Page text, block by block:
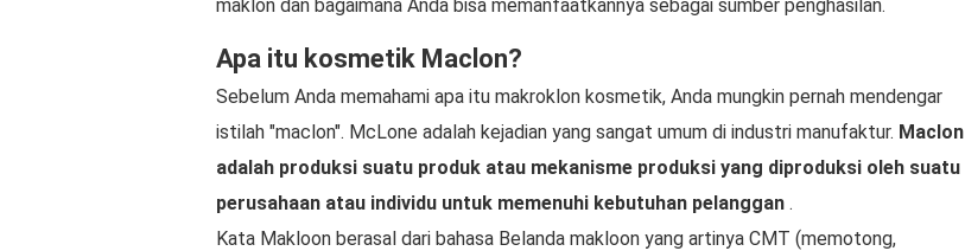
maklon dan bagaimana Anda bisa memanfaatkannya sebagai sumber penghasilan.
Apa itu kosmetik Maclon?
Sebelum Anda memahami apa itu makroklon kosmetik, Anda mungkin pernah mendengar
istilah "maclon". McLone adalah kejadian yang sangat umum di industri manufaktur. Maclon
adalah produksi suatu produk atau mekanisme produksi yang diproduksi oleh suatu
perusahaan atau individu untuk memenuhi kebutuhan pelanggan .
Kata Makloon berasal dari bahasa Belanda makloon yang artinya CMT (memotong,